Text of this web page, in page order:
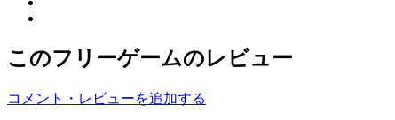
このフリーゲームのレビュー
コメント・レビューを追加する